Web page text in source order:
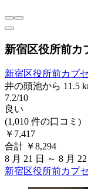
新宿区役所前カ
新宿区役所前カプ
井の頭池から 11.5
7.2/10
良い
(1,010 件の口コミ)
￥7,417
合計 ￥8,294
8 月 21 日 ～ 8 月 22
新宿区役所前カプ